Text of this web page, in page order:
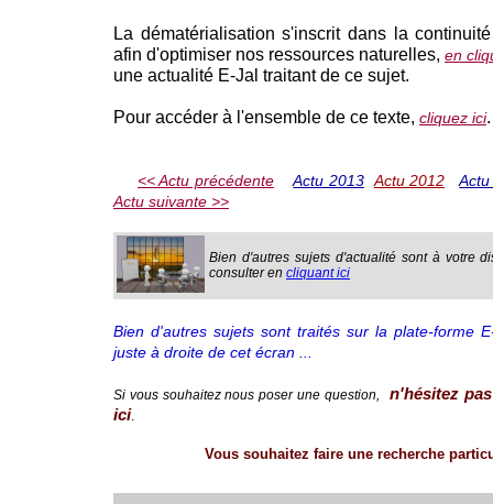
La dématérialisation s'inscrit dans la
afin d'optimiser nos ressources naturelles, en
une actualité E-Jal traitant de ce sujet.
Pour accéder à l'ensemble de ce texte, cliquez ici.
<< Actu précédente Actu 2013 Actu 2012
Actu suivante >>
Bien d'autres sujets d'actualité sont à votre
consulter en cliquant ici
Bien d'autres sujets sont traités sur la plate-forme
juste à droite de cet écran ...
Si vous souhaitez nous poser une question,
n'hésitez
ici.
Vous souhaitez faire une recherche